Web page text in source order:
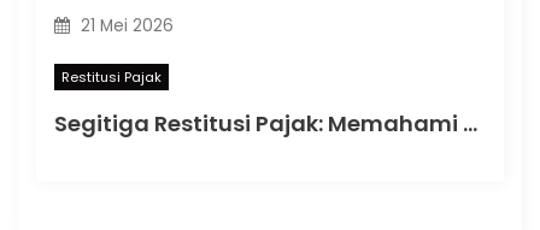
21 Mei 2026
Restitusi Pajak
Segitiga Restitusi Pajak: Memahami Keseimbangan antara Kepatuhan, Dokumen, dan Pemeriksaan